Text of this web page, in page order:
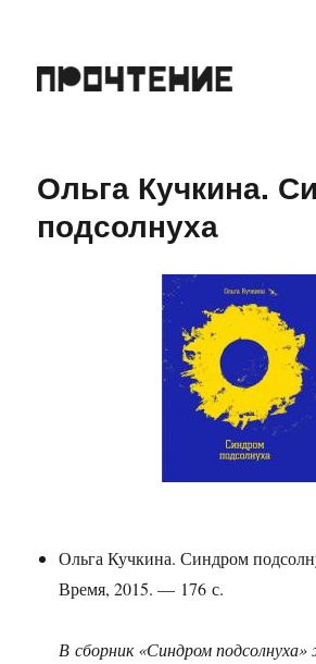
Ольга Кучкина.
подсолнуха
Ольга Кучкина. Синдром
Время, 2015. — 176 с.
В сборник «Синдром